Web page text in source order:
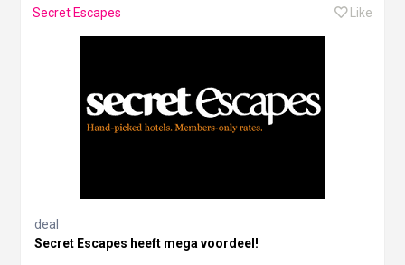
Secret Escapes Like
deal
Secret Escapes heeft mega voordeel!